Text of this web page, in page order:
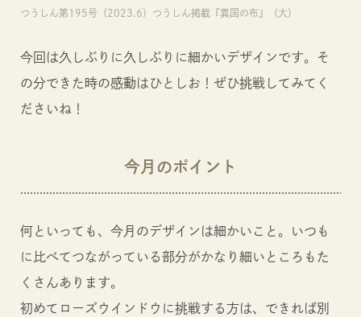
つうしん第195号（2023.6）つうしん掲載『異国の布』（大）
今回は久しぶりに久しぶりに細かいデザインです。そ
の分できた時の感動はひとしお！ぜひ挑戦してみてく
ださいね！
今月のポイント
何といっても、今月のデザインは細かいこと。いつも
に比べてつながっている部分がかなり細いところもた
くさんあります。
初めてローズウインドウに挑戦する方は、できれば別